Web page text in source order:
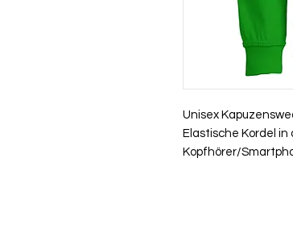
Unisex
Elastische Kordel
Kopfhörer/